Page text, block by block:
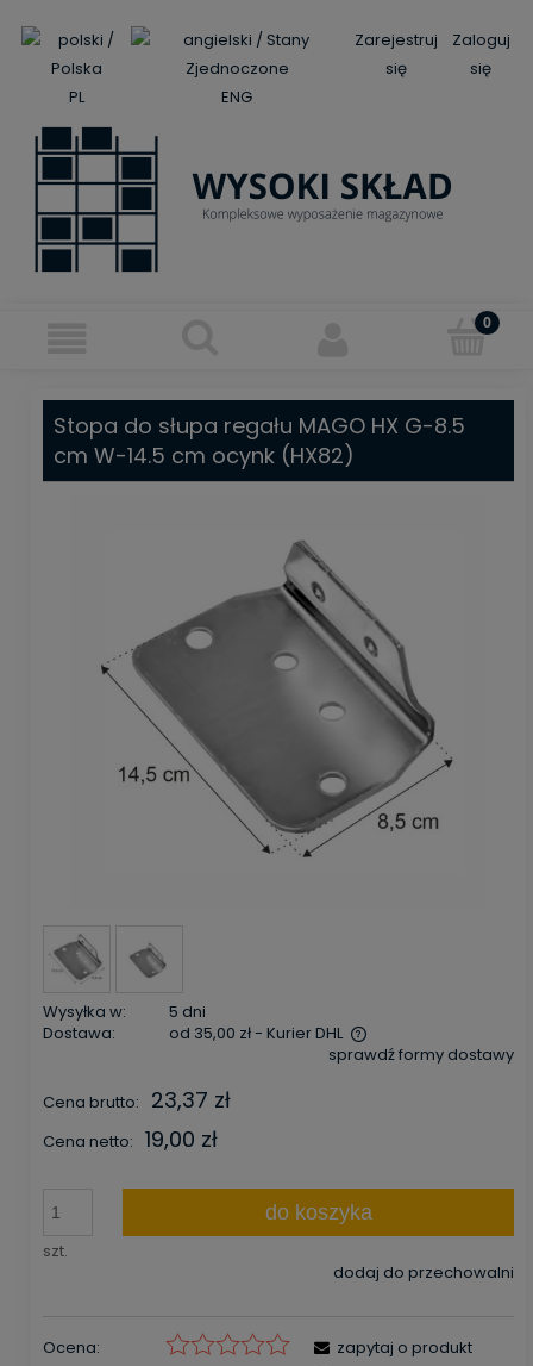
PL ENG
Zarejestruj
się
Zaloguj
się
Stopa do słupa regału MAGO HX G-8.5
cm W-14.5 cm ocynk (HX82)
Wysyłka w:
5 dni
Dostawa:
od 35,00 zł- Kurier DHL
Cena nie zawiera ewentualnych kosztów płatności
sprawdź formy dostawy
Cena brutto: 23,37 zł
Cena netto: 19,00 zł
szt.
do koszyka
dodaj do przechowalni
Ocena:
zapytaj o produkt